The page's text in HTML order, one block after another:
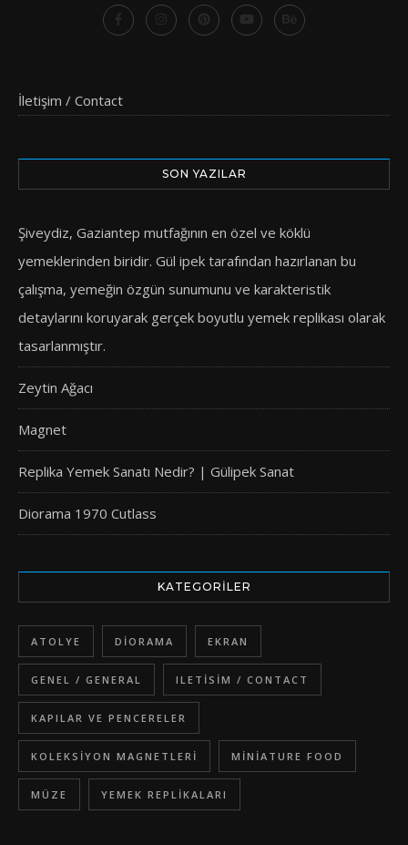
İletişim / Contact
SON YAZILAR
Şiveydiz, Gaziantep mutfağının en özel ve köklü
yemeklerinden biridir. Gül ipek tarafından hazırlanan bu
çalışma, yemeğin özgün sunumunu ve karakteristik
detaylarını koruyarak gerçek boyutlu yemek replikası olarak
tasarlanmıştır.
Zeytin Ağacı
Magnet
Replika Yemek Sanatı Nedir? | Gülipek Sanat
Diorama 1970 Cutlass
KATEGORILER
ATOLYE DIORAMA EKRAN
GENEL / GENERAL ILETISIM / CONTACT
KAPILAR VE PENCERELER
KOLEKSIYON MAGNETLERI MINIATURE FOOD
MÜZE YEMEK REPLIKALARI